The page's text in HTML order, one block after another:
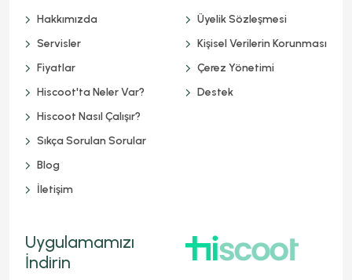
Hakkımızda
Servisler
Fiyatlar
Hiscoot'ta Neler Var?
Hiscoot Nasıl Çalışır?
Sıkça Sorulan Sorular
Blog
İletişim
Üyelik Sözleşmesi
Kişisel Verilerin Korunması
Çerez Yönetimi
Destek
Uygulamamızı
İndirin